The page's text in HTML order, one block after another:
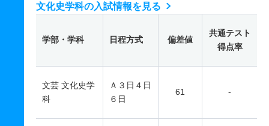
文化史学科の入試情報を見る
学部・学科 日程方式 偏差値
共通テスト
得点率
文芸 文化史学
科
Ａ３日４日
６日
61 -